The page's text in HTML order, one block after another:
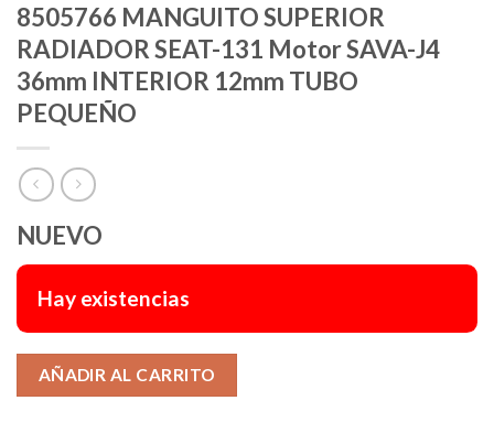
8505766 MANGUITO SUPERIOR
RADIADOR SEAT-131 Motor SAVA-J4
36mm INTERIOR 12mm TUBO
PEQUEÑO
NUEVO
Hay existencias
AÑADIR AL CARRITO